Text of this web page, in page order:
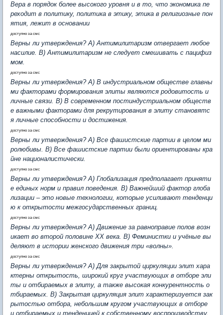
Вера в порядок более высокого уровня и в то, что экономика пе
реходит в политику, политика в этику, этика в религиозные пон
ятия, лежит в основании
доступно за смс
Верны ли утверждения? А) Антимилитаризм отвергает любое
насилие. В) Антимилитаризм не следует смешивать с пацифиз
мом.
доступно за смс
Верны ли утверждения? А) В индустриальном обществе главны
ми факторами формирования элиты являются родовитость и
личные связи. В) В современном постиндустриальном обществ
е важными факторами для рекрутирования в элиту становятс
я личные способности и достижения.
доступно за смс
Верны ли утверждения? А) Все фашистские партии в целом ми
ролюбивы. В) Все фашистские партии были ориентированы кра
йне националистически.
доступно за смс
Верны ли утверждения? А) Глобализация предполагает приняти
е единых норм и правил поведения. В) Важнейший фактор глоба
лизации – это новые технологии, которые усиливают тенденци
ю к открытости межгосударственных границ.
доступно за смс
Верны ли утверждения? А) Движение за равноправие полов возн
икает во второй половине ХХ века. В) Феминистки и учёные вы
деляют в истории женского движения три «волны».
доступно за смс
Верны ли утверждения? А) Для закрытой циркуляции элит хара
ктерны открытость, широкий круг участвующих в отборе эли
ты и отбираемых в элиту, а также высокая конкурентность о
тбираемых. В) Закрытая циркуляция элит характеризуется зак
рытостью отбора, небольшим кругом участвующих в отборе
и отбираемых и тенденцией к собственному воспроизводству.